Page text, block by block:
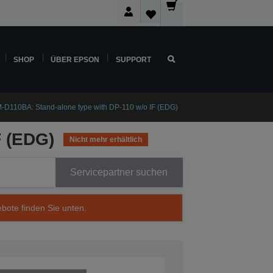
SHOP ÜBER EPSON SUPPORT
D110BA: Stand-alone type with DP-110 w/o IF (EDG)
Nicht mehr erhältlich
Servicepartner suchen
finden Sie unten.